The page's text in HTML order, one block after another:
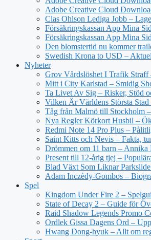
Adobe Creative Cloud
Clas Ohlson Lediga Jobb –
Försäkringskassan App Mina
Försäkringskassan App Mina
Den blomstertid nu kommer
Swedish Krona to USD –
Nyheter
Grov Vårdslöshet I Trafik Straff
Mitt i City Karlstad – Smidig
Ta Livet Av Sig – Risker, Stöd
Vilken Är Världens Största
Tåg från Malmö till Stockholm
Nya Regler Körkort Husbil –
Redmi Note 14 Pro Plus –
Saint Kitts och Nevis – Fakta,
Drömmen om 11 barn – Annika
Present till 12-årig tjej –
Blad Växt Som Liknar
Adam Inczèdy-Gombos –
Spel
Kingdom Under Fire 2 –
State of Decay 2 – Guide för
Raid Shadow Legends Promo
Ordlek Gissa Dagens Ord –
Hwang Dong-hyuk – Allt om